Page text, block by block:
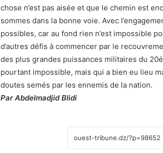
chose n’est pas aisée et que le chemin est
sommes dans la bonne voie. Avec
possibles, car au fond rien n’est impossible
d’autres défis à commencer par le
des plus grandes puissances militaires du
pourtant impossible, mais qui a bien eu lieu
doutes semés par les ennemis de la nation.
Par Abdelmadjid Blidi